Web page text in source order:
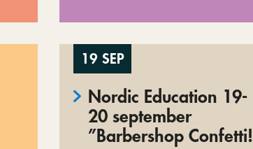
19 SEP
Nordic Education 19-
20 september
”Barbershop Confetti!